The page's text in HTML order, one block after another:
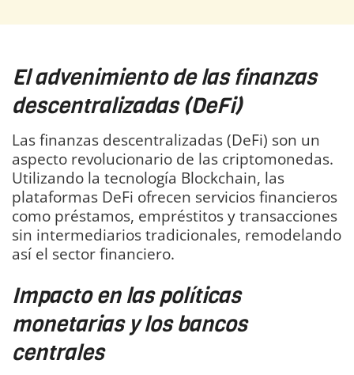
El advenimiento de las finanzas
descentralizadas (DeFi)
Las finanzas descentralizadas (DeFi) son un
aspecto revolucionario de las criptomonedas.
Utilizando la tecnología Blockchain, las
plataformas DeFi ofrecen servicios financieros
como préstamos, empréstitos y transacciones
sin intermediarios tradicionales, remodelando
así el sector financiero.
Impacto en las políticas
monetarias y los bancos
centrales